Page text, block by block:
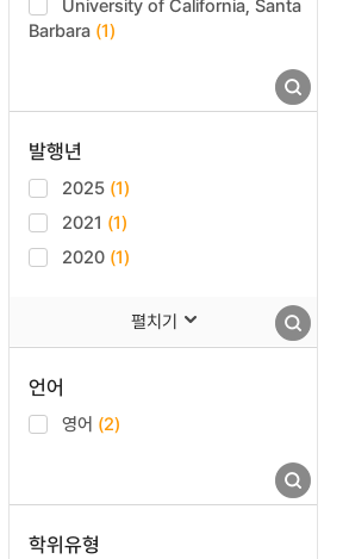
University of California, Santa
Barbara (1)
발행년
2025 (1)
2021 (1)
2020 (1)
펼치기
언어
영어 (2)
학위유형